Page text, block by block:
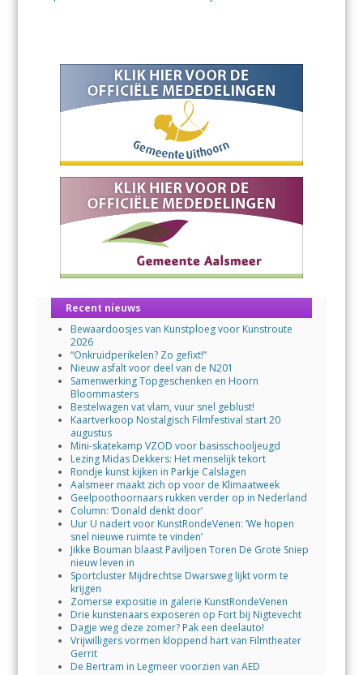
Recent nieuws
Bewaardoosjes van Kunstploeg voor Kunstroute
2026
“Onkruidperikelen? Zo gefixt!”
Nieuw asfalt voor deel van de N201
Samenwerking Topgeschenken en Hoorn
Bloommasters
Bestelwagen vat vlam, vuur snel geblust!
Kaartverkoop Nostalgisch Filmfestival start 20
augustus
Mini-skatekamp VZOD voor basisschooljeugd
Lezing Midas Dekkers: Het menselijk tekort
Rondje kunst kijken in Parkje Calslagen
Aalsmeer maakt zich op voor de Klimaatweek
Geelpoothoornaars rukken verder op in Nederland
Column: ‘Donald denkt door’
Uur U nadert voor KunstRondeVenen: ‘We hopen
snel nieuwe ruimte te vinden’
Jikke Bouman blaast Paviljoen Toren De Grote Sniep
nieuw leven in
Sportcluster Mijdrechtse Dwarsweg lijkt vorm te
krijgen
Zomerse expositie in galerie KunstRondeVenen
Drie kunstenaars exposeren op Fort bij Nigtevecht
Dagje weg deze zomer? Pak een deelauto!
Vrijwilligers vormen kloppend hart van Filmtheater
Gerrit
De Bertram in Legmeer voorzien van AED